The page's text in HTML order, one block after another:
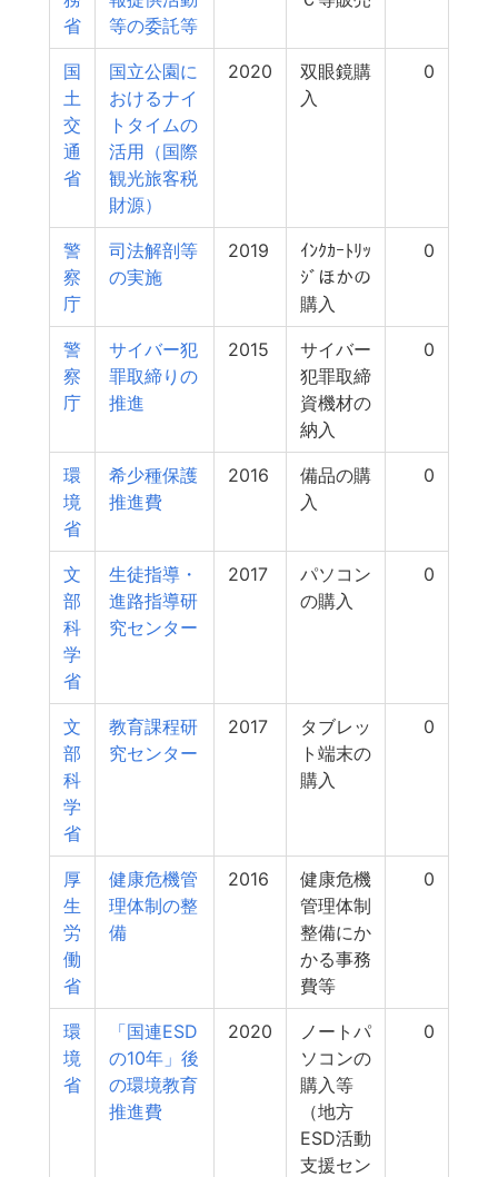
省
等の委託等
国
土
交
通
省
国立公園に
おけるナイ
トタイムの
活用（国際
観光旅客税
財源）
2020
双眼鏡購
入
0
警
察
庁
司法解剖等
の実施
2019
ｲﾝｸｶｰﾄﾘｯ
ｼﾞほかの
購入
0
警
察
庁
サイバー犯
罪取締りの
推進
2015
サイバー
犯罪取締
資機材の
納入
0
環
境
省
希少種保護
推進費
2016
備品の購
入
0
文
部
科
学
省
生徒指導・
進路指導研
究センター
2017
パソコン
の購入
0
文
部
科
学
省
教育課程研
究センター
2017
タブレッ
ト端末の
購入
0
厚
生
労
働
省
健康危機管
理体制の整
備
2016
健康危機
管理体制
整備にか
かる事務
費等
0
環
境
省
「国連ESD
の10年」後
の環境教育
推進費
2020
ノートパ
ソコンの
購入等
（地方
ESD活動
支援セン
0